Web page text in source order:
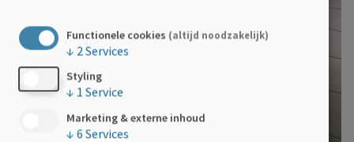
Functionele cookies (altijd noodzakelijk)
↓ 2Services
Styling
↓ 1 Service
Marketing & externe inhoud
↓ 6 Services